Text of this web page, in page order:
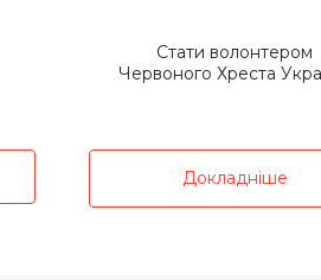
Стати волонтером
Червоного Хреста
Докладніше